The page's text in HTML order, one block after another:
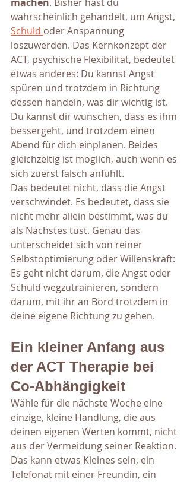
wahrscheinlich gehandelt, um Angst,
Schuld oder Anspannung
loszuwerden. Das Kernkonzept der
ACT, psychische Flexibilität, bedeutet
etwas anderes: Du kannst Angst
spüren und trotzdem in Richtung
dessen handeln, was dir wichtig ist.
Du kannst dir wünschen, dass es ihm
bessergeht, und trotzdem einen
Abend für dich einplanen. Beides
gleichzeitig ist möglich, auch wenn es
sich zuerst falsch anfühlt.
Das bedeutet nicht, dass die Angst
verschwindet. Es bedeutet, dass sie
nicht mehr allein bestimmt, was du
als Nächstes tust. Genau das
unterscheidet sich von reiner
Selbstoptimierung oder Willenskraft:
Es geht nicht darum, die Angst oder
Schuld wegzutrainieren, sondern
darum, mit ihr an Bord trotzdem in
deine eigene Richtung zu gehen.
Ein kleiner Anfang aus
der ACT Therapie bei
Co-Abhängigkeit
Wähle für die nächste Woche eine
einzige, kleine Handlung, die aus
deinen eigenen Werten kommt, nicht
aus der Vermeidung seiner Reaktion.
Das kann etwas Kleines sein, ein
Telefonat mit einer Freundin, ein